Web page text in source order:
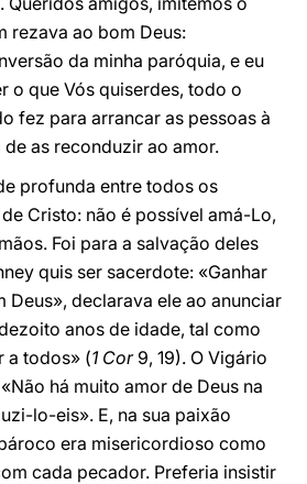
rezava ao bom Deus:
da minha paróquia, e eu
o que Vós quiserdes, todo o
fez para arrancar as pessoas à
as reconduzir ao amor.
profunda entre todos os
Cristo: não é possível amá-Lo,
Foi para a salvação deles
quis ser sacerdote: «Ganhar
Deus», declarava ele ao anunciar
anos de idade, tal como
a todos» (1 Cor9, 19). O Vigário
há muito amor de Deus na
lo-eis». E, na sua paixão
era misericordioso como
cada pecador. Preferia insistir